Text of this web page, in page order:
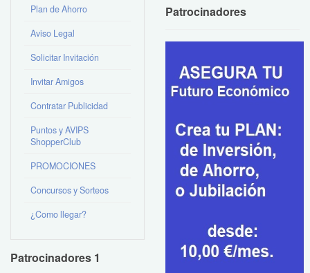
Plan de Ahorro
Aviso Legal
Solicitar Invitación
Invitar Amigos
Contratar Publicidad
Puntos y AVIPS
ShopperClub
PROMOCIONES
Concursos y Sorteos
¿Como llegar?
Patrocinadores 1
Patrocinadores